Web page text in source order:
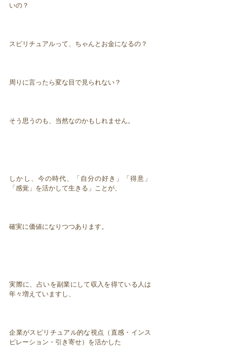
いの？
スピリチュアルって、ちゃんとお金になるの？
周りに言ったら変な目で見られない？
そう思うのも、当然なのかもしれません。
しかし、今の時代、「自分の好き」「得意」
「感覚」を活かして生きる」ことが、
確実に価値になりつつあります。
実際に、占いを副業にして収入を得ている人は
年々増えていますし、
企業がスピリチュアル的な視点（直感・インス
ピレーション・引き寄せ）を活かした